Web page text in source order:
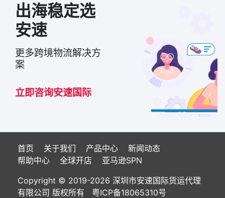
出海稳定选
安速
更多跨境物流解决方
案
立即咨询安速国际
首页 关于我们 产品中心
新闻动态
帮助中心
全球开店
亚马逊SPN
Copyright © 2019-2026 深圳市安速国际货运代理
有限公司 版权所有 粤ICP备18065310号